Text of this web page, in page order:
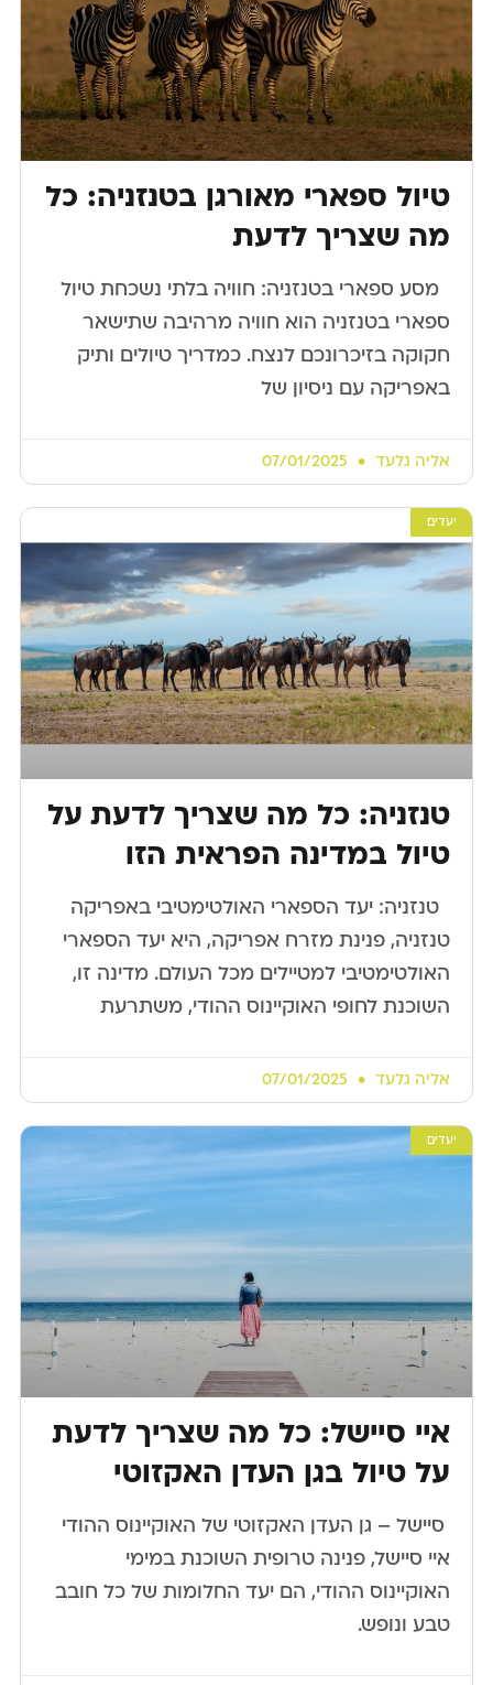
טיול ספארי מאורגן בטנזניה: כל
מה שצריך לדעת
​ ​ מסע ספארי בטנזניה: חוויה בלתי נשכחת טיול
ספארי בטנזניה הוא חוויה מרהיבה שתישאר
חקוקה בזיכרונכם לנצח. כמדריך טיולים ותיק
באפריקה עם ניסיון של
אליה גלעד
יעדים
טנזניה: כל מה שצריך לדעת על
טיול במדינה הפראית הזו
​ ​ טנזניה: יעד הספארי האולטימטיבי באפריקה
טנזניה, פנינת מזרח אפריקה, היא יעד הספארי
האולטימטיבי למטיילים מכל העולם. מדינה זו,
השוכנת לחופי האוקיינוס ההודי, משתרעת
אליה גלעד
יעדים
איי סיישל: כל מה שצריך לדעת
על טיול בגן העדן האקזוטי
​ ​סיישל – גן העדן האקזוטי של האוקיינוס ההודי
איי סיישל, פנינה טרופית השוכנת במימי
האוקיינוס ההודי, הם יעד החלומות של כל חובב
טבע ונופש.